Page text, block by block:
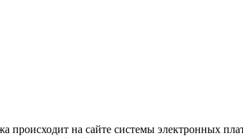
происходит на сайте системы электронных